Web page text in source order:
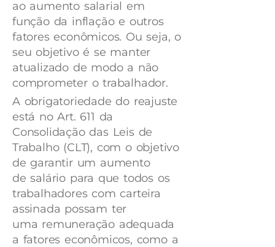
ao aumento salarial em
função da inflação e outros
fatores econômicos. Ou seja, o
seu objetivo é se manter
atualizado de modo a não
comprometer o trabalhador.
A obrigatoriedade do reajuste
está no Art. 611 da
Consolidação das Leis de
Trabalho (CLT), com o objetivo
de garantir um aumento
de salário para que todos os
trabalhadores com carteira
assinada possam ter
uma remuneração adequada
a fatores econômicos, como a